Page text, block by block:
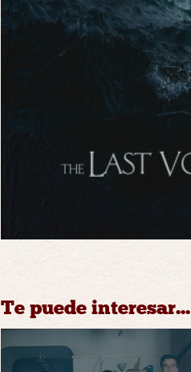
Te puede interesar...